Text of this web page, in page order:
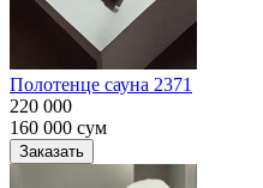
Полотенце сауна 2371
220 000
160 000 сум
Заказать